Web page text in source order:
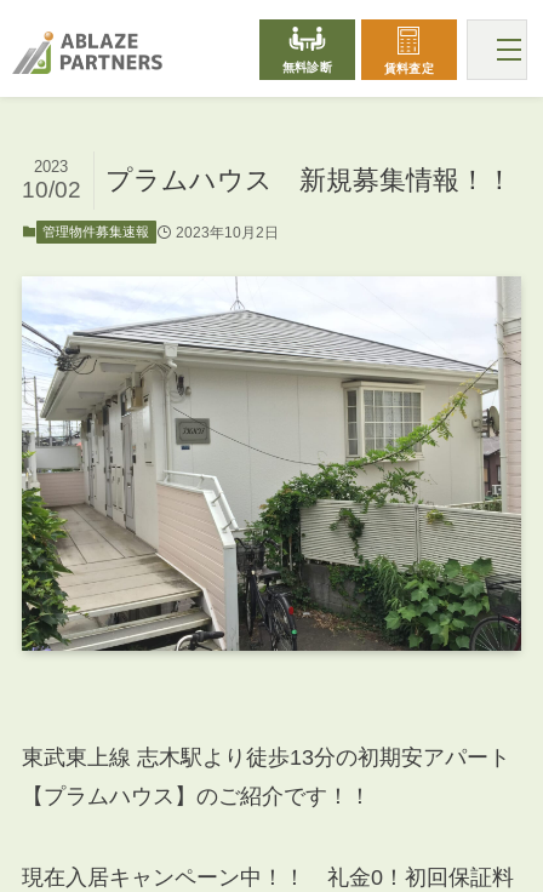
無料診断 賃料査定
プラムハウス 新規募集情報！！
2023
10/02
管理物件募集速報 2023年10月2日
東武東上線 志木駅より徒歩13分の初期安アパート
【プラムハウス】のご紹介です！！
現在入居キャンペーン中！！ 礼金0！初回保証料